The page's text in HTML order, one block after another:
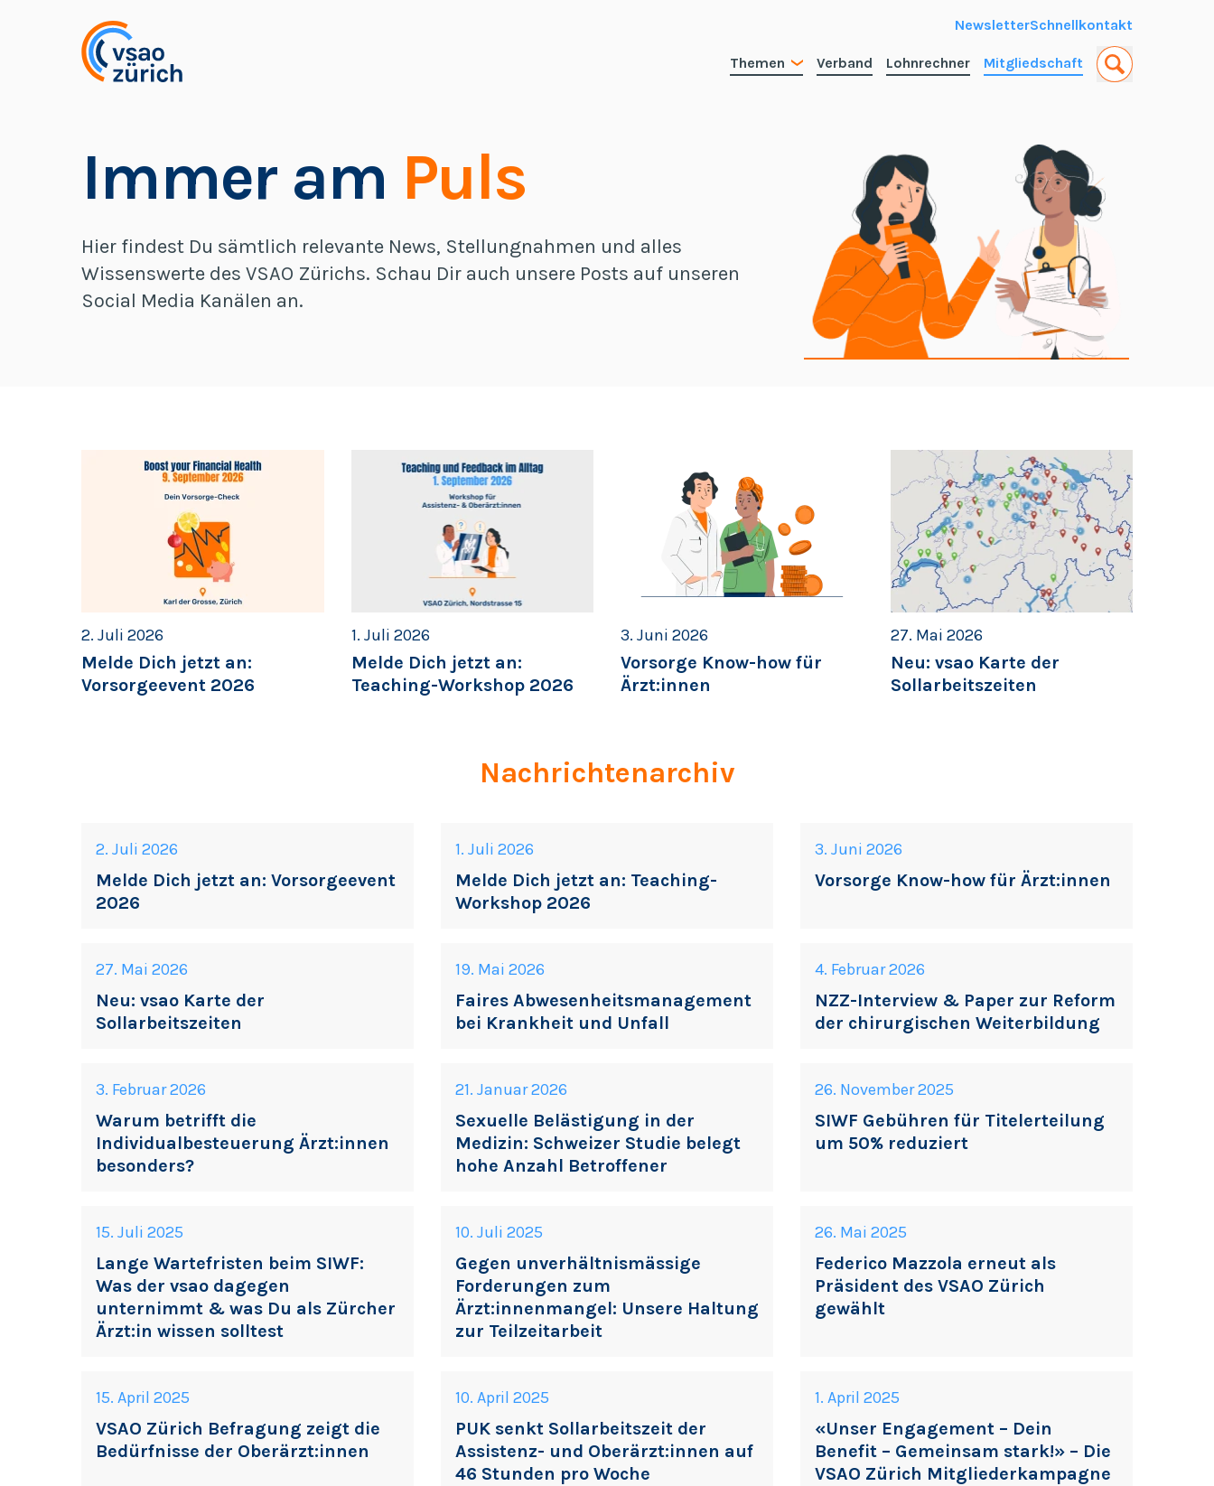
NewsletterSchnellkontakt
Themen Verband Lohnrechner Mitgliedschaft
Immer am Puls
Hier findest Du sämtlich relevante News, Stellungnahmen und alles
Wissenswerte des VSAO Zürichs. Schau Dir auch unsere Posts auf unseren
Social Media Kanälen an.
2. Juli 2026
Melde Dich jetzt an:
Vorsorgeevent 2026
1. Juli 2026
Melde Dich jetzt an:
Teaching-Workshop 2026
3. Juni 2026
Vorsorge Know-how für
Ärzt:innen
27. Mai 2026
Neu: vsao Karte der
Sollarbeitszeiten
Nachrichtenarchiv
2. Juli 2026
Melde Dich jetzt an: Vorsorgeevent
2026
1. Juli 2026
Melde Dich jetzt an: Teaching-
Workshop 2026
3. Juni 2026
Vorsorge Know-how für Ärzt:innen
27. Mai 2026
Neu: vsao Karte der
Sollarbeitszeiten
19. Mai 2026
Faires Abwesenheitsmanagement
bei Krankheit und Unfall
4. Februar 2026
NZZ-Interview & Paper zur Reform
der chirurgischen Weiterbildung
3. Februar 2026
Warum betrifft die
Individualbesteuerung Ärzt:innen
besonders?
21. Januar 2026
Sexuelle Belästigung in der
Medizin: Schweizer Studie belegt
hohe Anzahl Betroffener
26. November 2025
SIWF Gebühren für Titelerteilung
um 50% reduziert
15. Juli 2025
Lange Wartefristen beim SIWF:
Was der vsao dagegen
unternimmt & was Du als Zürcher
Ärzt:in wissen solltest
10. Juli 2025
Gegen unverhältnismässige
Forderungen zum
Ärzt:innenmangel: Unsere Haltung
zur Teilzeitarbeit
26. Mai 2025
Federico Mazzola erneut als
Präsident des VSAO Zürich
gewählt
15. April 2025
VSAO Zürich Befragung zeigt die
Bedürfnisse der Oberärzt:innen
10. April 2025
PUK senkt Sollarbeitszeit der
Assistenz- und Oberärzt:innen auf
46 Stunden pro Woche
1. April 2025
«Unser Engagement – Dein
Benefit – Gemeinsam stark!» – Die
VSAO Zürich Mitgliederkampagne